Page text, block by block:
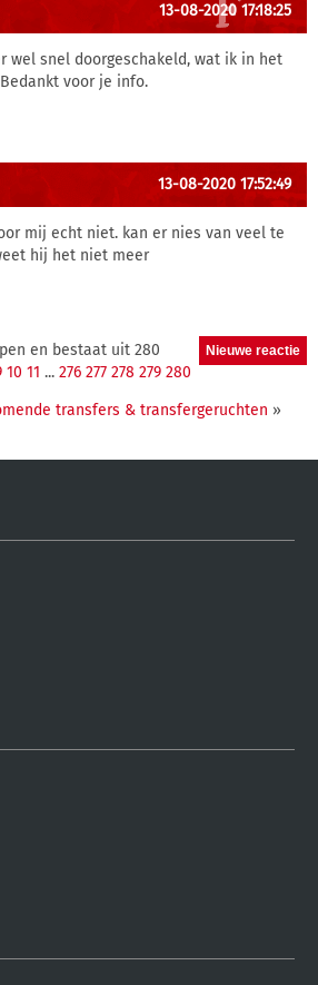
13-08-2020 17:18:25
wel snel doorgeschakeld, wat ik in het
voor je info.
13-08-2020 17:52:49
mij echt niet. kan er nies van veel te
hij het niet meer
en bestaat uit 280
10 11 ... 276 277 278 279 280
transfers & transfergeruchten »